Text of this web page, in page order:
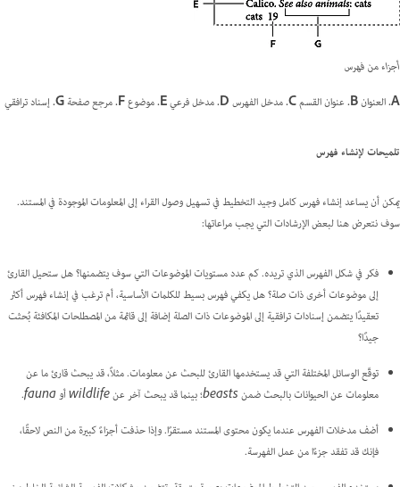
أجزاء من فهرس
A. العنوانB. عنوان القسمC. مدخل الفهرسD. مدخل فرعيE. موضوعF. مرجع صفحةG. إسناد ترافقي
تلميحات لإنشاء فهرس
يمكن أن يساعد إنشاء فهرس كامل وجيد التخطيط في تسهيل وصول القراء إلى المعلومات الموجودة في المستند.
سوف نتعرض هنا لبعض الإرشادات التي يجب مراعاتها:
فكر في شكل الفهرس الذي تريده. كم عدد مستويات الموضوعات التي سوف يتضمنها؟ هل ستحيل القارئ
إلى موضوعات أخرى ذات صلة؟ هل يكفي فهرس بسيط للكلمات الأساسية، أم ترغب في إنشاء فهرس أكثر
تعقيدًا يتضمن إسنادات ترافقية إلى الموضوعات ذات الصلة إضافة إلى قائمة من المصطلحات المكافئة بُحثت
جيدًا؟
توقّع الوسائل المختلفة التي قد يستخدمها القارئ للبحث عن معلومات. مثلاً، قد يبحث قارئ ما عن
معلومات عن الحيوانات بالبحث ضمنbeasts؛ بينما قد يبحث آخر عنwildlifeأوfauna
.
أضف مدخلات الفهرس عندما يكون محتوى المستند مستقرًا. وإذا حذفت أجزاءً كبيرة من النص لاحقًا،
فإنك قد تفقد جزءًا من عمل الفهرسة.